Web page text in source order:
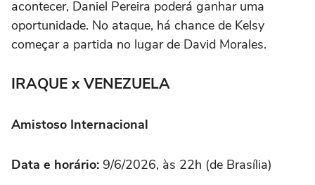
acontecer, Daniel Pereira poderá ganhar uma
oportunidade. No ataque, há chance de Kelsy
começar a partida no lugar de David Morales.
IRAQUE x VENEZUELA
Amistoso Internacional
Data e horário: 9/6/2026, às 22h (de Brasília)